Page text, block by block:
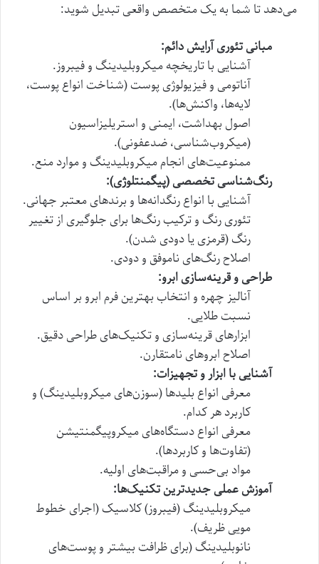
می‌دهد تا شما به یک متخصص واقعی تبدیل شوید:
مبانی تئوری آرایش دائم:
آشنایی با تاریخچه میکروبلیدینگ و فیبروز.
آناتومی و فیزیولوژی پوست (شناخت انواع پوست،
لایه‌ها، واکنش‌ها).
اصول بهداشت، ایمنی و استریلیزاسیون
(میکروب‌شناسی، ضدعفونی).
ممنوعیت‌های انجام میکروبلیدینگ و موارد منع.
رنگ‌شناسی تخصصی (پیگمنتلوژی):
آشنایی با انواع رنگدانه‌ها و برندهای معتبر جهانی.
تئوری رنگ و ترکیب رنگ‌ها برای جلوگیری از تغییر
رنگ (قرمزی یا دودی شدن).
اصلاح رنگ‌های ناموفق و دودی.
طراحی و قرینه‌سازی ابرو:
آنالیز چهره و انتخاب بهترین فرم ابرو بر اساس
نسبت طلایی.
ابزارهای قرینه‌سازی و تکنیک‌های طراحی دقیق.
اصلاح ابروهای نامتقارن.
آشنایی با ابزار و تجهیزات:
معرفی انواع بلیدها (سوزن‌های میکروبلیدینگ) و
کاربرد هر کدام.
معرفی انواع دستگاه‌های میکروپیگمنتیشن
(تفاوت‌ها و کاربردها).
مواد بی‌حسی و مراقبت‌های اولیه.
آموزش عملی جدیدترین تکنیک‌ها:
میکروبلیدینگ (فیبروز) کلاسیک (اجرای خطوط
مویی ظریف).
نانوبلیدینگ (برای ظرافت بیشتر و پوست‌های